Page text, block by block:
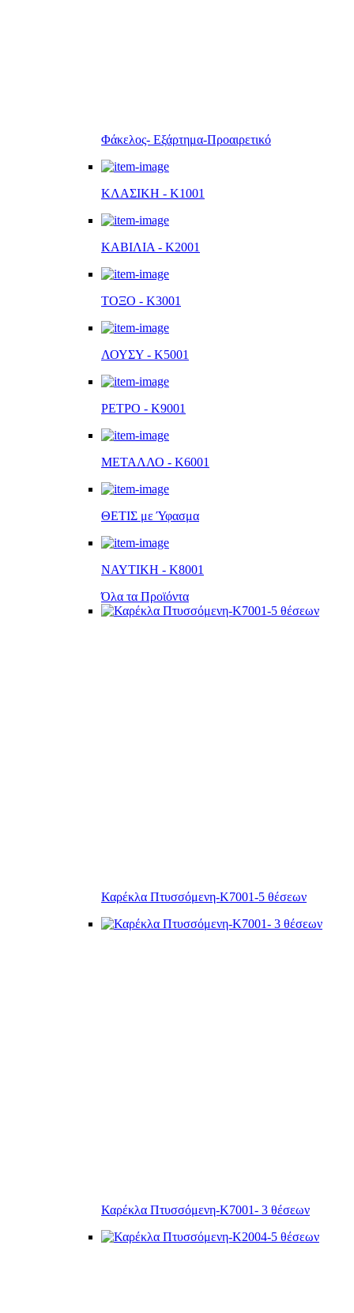
Φάκελος- Εξάρτημα-Προαιρετικό
ΚΛΑΣΙΚΗ - K1001
ΚΑΒΙΛΙΑ - K2001
ΤΟΞΟ - K3001
ΛΟΥΣΥ - K5001
ΡΕΤΡΟ - K9001
ΜΕΤΑΛΛΟ - K6001
ΘΕΤΙΣ με Ύφασμα
ΝΑΥΤΙΚΗ - K8001
Όλα τα Προϊόντα
Καρέκλα Πτυσσόμενη-Κ7001-5 θέσεων
Καρέκλα Πτυσσόμενη-Κ7001- 3 θέσεων